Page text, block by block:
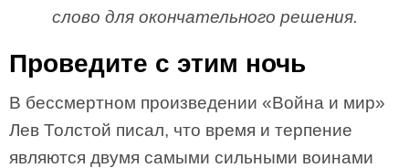
слово для окончательного решения.
Проведите с этим ночь
В бессмертном произведении «Война и мир»
Лев Толстой писал, что время и терпение
являются двумя самыми сильными воинами